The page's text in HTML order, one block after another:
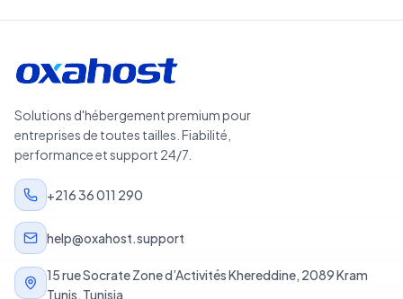
Solutions d'hébergement premium pour
entreprises de toutes tailles. Fiabilité,
performance et support 24/7.
+216 36 011 290
help@oxahost.support
15 rue Socrate Zone d’Activités Khereddine, 2089 Kram
Tunis, Tunisia